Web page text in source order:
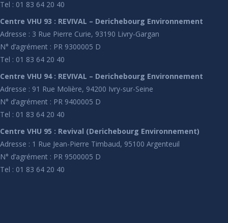
Tel : 01 83 64 20 40
Centre VHU 93 : REVIVAL – Derichebourg Environnement
Adresse : 3 Rue Pierre Curie, 93190 Livry-Gargan
N° d’agrément : PR 9300005 D
Tel : 01 83 64 20 40
Centre VHU 94 : REVIVAL – Derichebourg Environnement
Adresse : 91 Rue Molière, 94200 Ivry-sur-Seine
N° d’agrément : PR 9400005 D
Tel : 01 83 64 20 40
Centre VHU 95 : Revival (Derichebourg Environnement)
Adresse : 1 Rue Jean-Pierre Timbaud, 95100 Argenteuil
N° d’agrément : PR 9500005 D
Tel : 01 83 64 20 40